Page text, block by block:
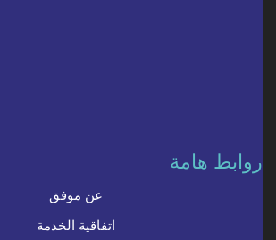
روابط هامة
عن موفق
اتفاقية الخدمة